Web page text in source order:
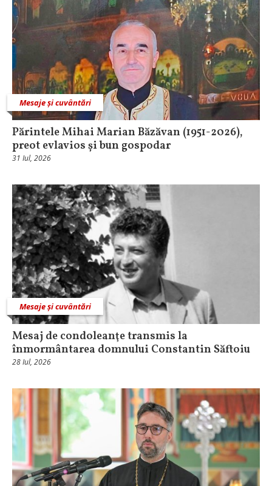
Mesaje și cuvântări
Părintele Mihai Marian Băzăvan (1951-2026),
preot evlavios și bun gospodar
31 Iul, 2026
Mesaje și cuvântări
Mesaj de condoleanţe transmis la
înmormântarea domnului Constantin Săftoiu
28 Iul, 2026